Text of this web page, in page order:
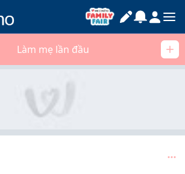
Làm mẹ lần đầu